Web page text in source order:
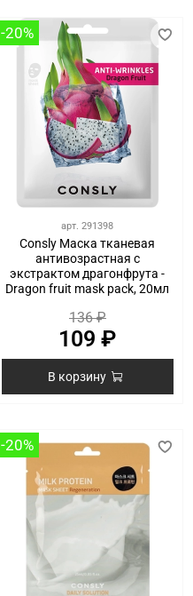
-20%
арт.291398
Consly Маска тканевая
антивозрастная с
экстрактом драгонфрута -
Dragon fruit mask pack, 20мл
136 ₽
109 ₽
В корзину
-20%